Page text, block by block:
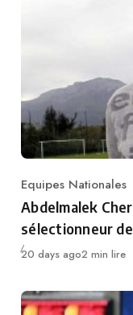
Category
Equipes Nationales
Abdelmalek
sélectionneur
Publié
20 days ago2 min lire